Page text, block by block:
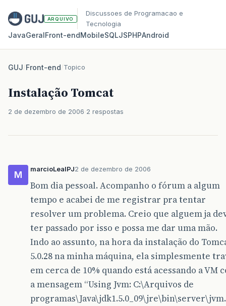
ARQUIVO
Discussoes de Programacao e
Tecnologia
JavaGeralFront‑endMobileSQLJSPHPAndroid
GUJ/Front-end/Topico
Instalação Tomcat
2 de dezembro de 2006 2 respostas
M
marcioLealPJ2 de dezembro de 2006
Bom dia pessoal. Acompanho o fórum a algum
tempo e acabei de me registrar pra tentar
resolver um problema. Creio que alguem ja
ter passado por isso e possa me dar uma mão.
Indo ao assunto, na hora da instalação do
5.0.28 na minha máquina, ela simplesmente
em cerca de 10% quando está acessando a VM
a mensagem “Using Jvm: C:\Arquivos de